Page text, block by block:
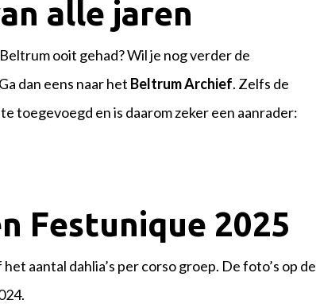
alle jaren
ooit gehad? Wil je nog verder de
dan eens naar het Beltrum Archief. Zelfs de
toegevoegd en is daarom zeker een aanrader:
Festunique 2025
aantal dahlia’s per corso groep. De foto’s op de